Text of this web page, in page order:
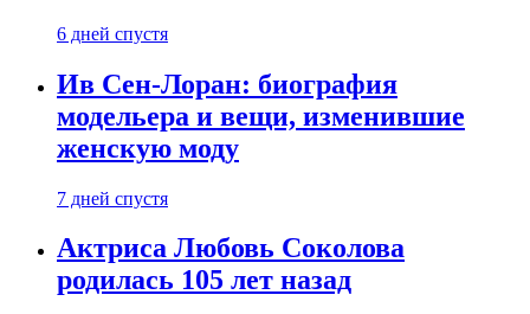
6 дней спустя
Ив Сен-Лоран: биография
модельера и вещи, изменившие
женскую моду
7 дней спустя
Актриса Любовь Соколова
родилась 105 лет назад